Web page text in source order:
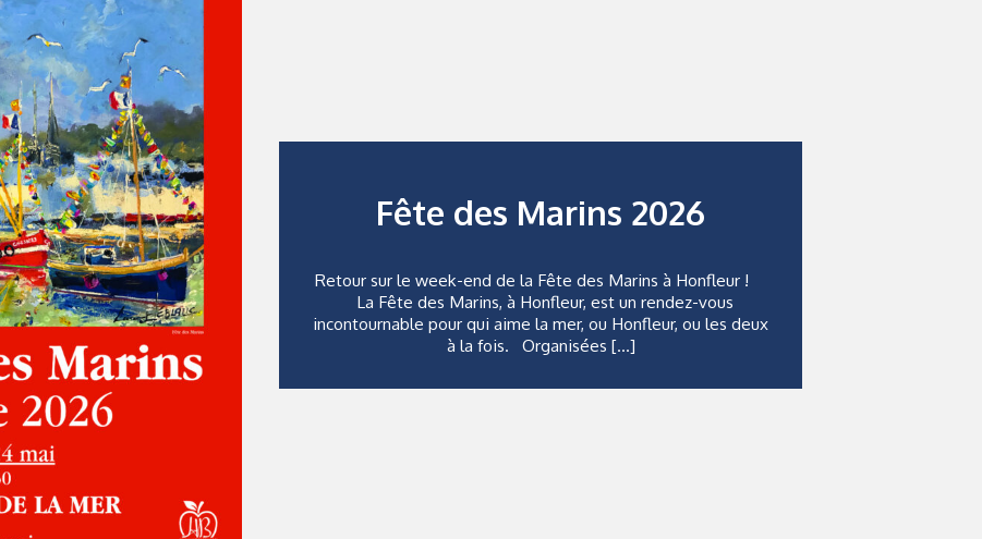
Fête des Marins 2026
Retour sur le week-end de la Fête des Marins à Honfleur !
La Fête des Marins, à Honfleur, est un rendez-vous
incontournable pour qui aime la mer, ou Honfleur, ou les deux
à la fois. Organisées […]